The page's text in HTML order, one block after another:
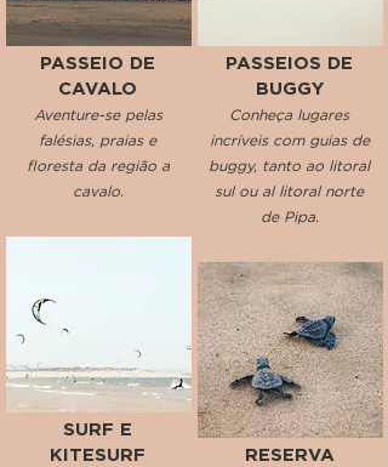
PASSEIO DE
CAVALO
Aventure-se pelas
falésias, praias e
floresta da região a
cavalo.
SURF E
KITESURF
PASSEIOS DE
BUGGY
Conheça lugares
incríveis com guias de
buggy, tanto ao litoral
sul ou al litoral norte
de Pipa.
RESERVA